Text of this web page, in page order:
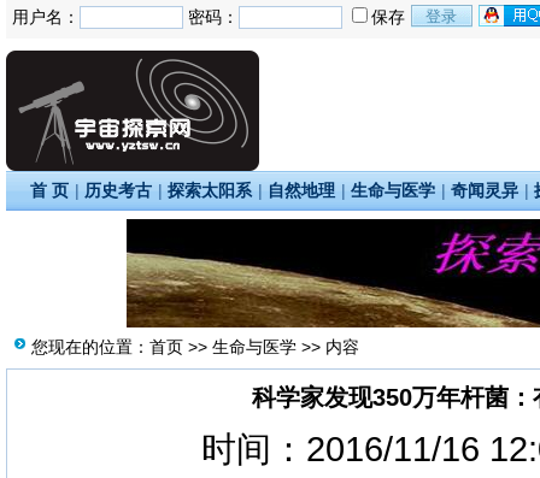
用户名： 密码： 保存
首 页 | 历史考古 | 探索太阳系 | 自然地理 | 生命与医学 | 奇闻灵异 |
您现在的位置： 首页 >> 生命与医学 >> 内容
科学家发现350万年杆菌
时间：2016/11/16